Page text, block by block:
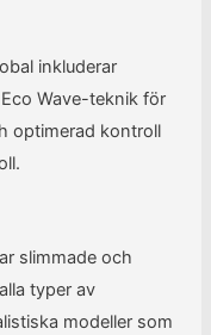
inkluderar
Wave-teknik för
optimerad kontroll
slimmade och
typer av
modeller som